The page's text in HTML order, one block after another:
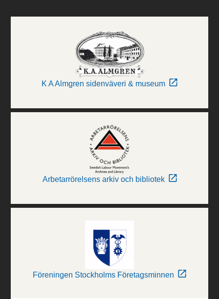
K A Almgren sidenväveri & museum
Arbetarrörelsens arkiv och bibliotek
Föreningen Stockholms Företagsminnen